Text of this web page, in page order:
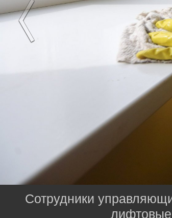
Сотрудники
лифтовые